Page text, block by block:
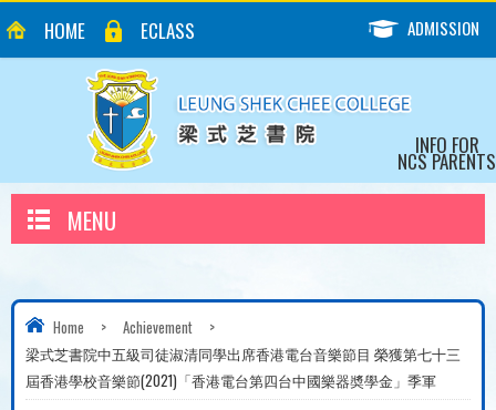
HOME ECLASS ADMISSION
INFO FOR
NCS PARENTS
MENU
Home > Achievement
>
梁式芝書院中五級司徒淑清同學出席香港電台音樂節目 榮獲第七十三
屆香港學校音樂節(2021)「香港電台第四台中國樂器奬學金」季軍